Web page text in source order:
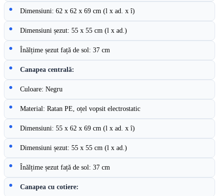
Dimensiuni: 62 x 62 x 69 cm (l x ad. x î)
Dimensiuni șezut: 55 x 55 cm (l x ad.)
Înălțime șezut față de sol: 37 cm
Canapea centrală:
Culoare: Negru
Material: Ratan PE, oțel vopsit electrostatic
Dimensiuni: 55 x 62 x 69 cm (l x ad. x î)
Dimensiuni șezut: 55 x 55 cm (l x ad.)
Înălțime șezut față de sol: 37 cm
Canapea cu cotiere: